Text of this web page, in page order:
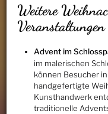
Weitere
Advent im
im malerischen
können Besucher
handgefertigte
Kunsthandwerk
traditionelle